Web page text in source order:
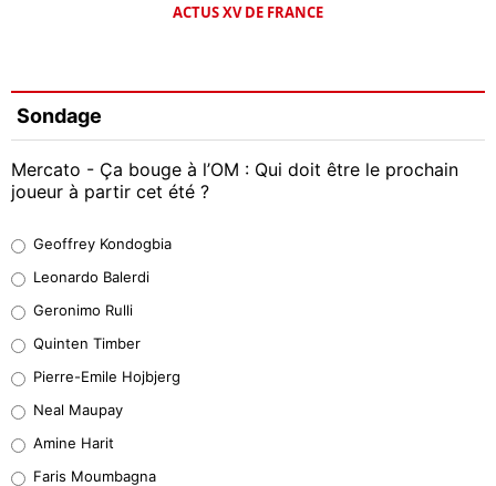
ACTUS XV DE FRANCE
Sondage
Mercato - Ça bouge à l’OM : Qui doit être le prochain
joueur à partir cet été ?
38%
32%
5%
1%
Geoffrey Kondogbia
Leonardo Balerdi
Geronimo Rulli
Quinten Timber
Pierre-Emile Hojbjerg
Neal Maupay
Amine Harit
Faris Moumbagna